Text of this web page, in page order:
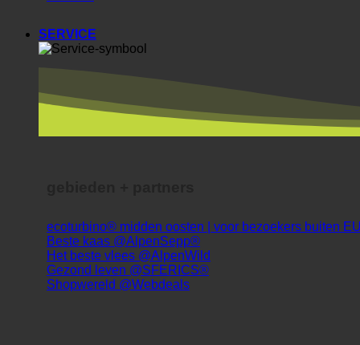
SERVICE
ecoturbino® midden oosten | voor bezoekers buiten
Beste kaas @AlpenSepp®
Het beste vlees @AlpenWild
Gezond leven @SFERICS®
Shopwereld @Webdeals